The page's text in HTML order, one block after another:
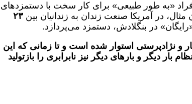
«به طور طبیعی» برای کار سخت با دستمزدهای
در آمریکا صنعت زندان به زندانیان بین۲۳
در بنگلادش، دستمزد می‌پردازد.
و نژادپرستی استوار شده است و تا زمانی که این
بار دیگر و بارهای دیگر نیز نابرابری را بازتولید